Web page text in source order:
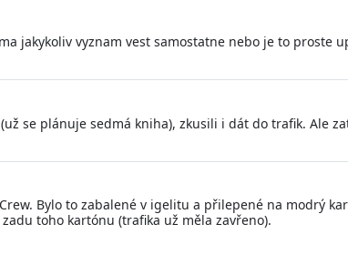
jakykoliv vyznam vest samostatne nebo je to proste
se plánuje sedmá kniha), zkusili i dát do trafik. Ale
Bylo to zabalené v igelitu a přilepené na modrý
toho kartónu (trafika už měla zavřeno).